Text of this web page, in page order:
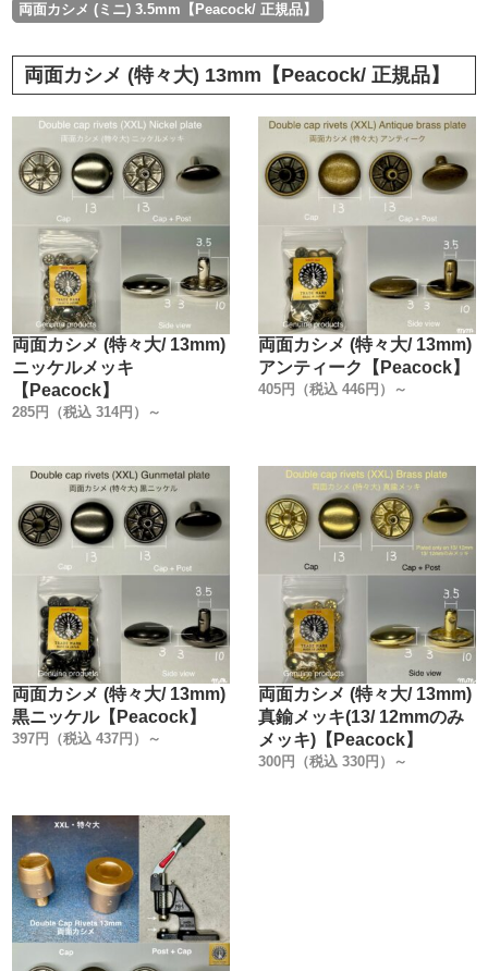
両面カシメ (ミニ) 3.5mm【Peacock/ 正規品】
両面カシメ (特々大) 13mm【Peacock/ 正規品】
両面カシメ (特々大/ 13mm)
ニッケルメッキ
【Peacock】
285円（税込 314円）～
両面カシメ (特々大/ 13mm)
アンティーク【Peacock】
405円（税込 446円）～
両面カシメ (特々大/ 13mm)
黒ニッケル【Peacock】
397円（税込 437円）～
両面カシメ (特々大/ 13mm)
真鍮メッキ(13/ 12mmのみ
メッキ)【Peacock】
300円（税込 330円）～